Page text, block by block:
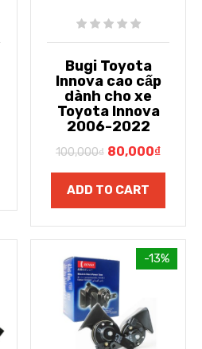
Bugi Toyota
Innova cao cấp
dành cho xe
Toyota Innova
2006-2022
100,000₫ 80,000₫
ADD TO CART
-13%